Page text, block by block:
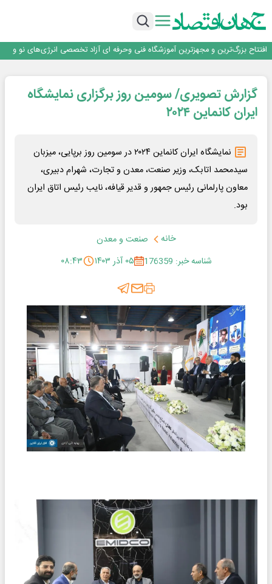
فولاد در تله قیمت‌گذاری دستوری
افتتاح بزرگ‌ترین و مجهزترین آموزشگاه فنی وحرفه ای آزاد تخصصی انرژی‌های نو و
تجدیدپذیر با حضور استاندار اصفهان
تداوم صعود مس در بازارهای جهانی؛ قیمت فلز سرخ از ۱۴هزار دلار در هر تن عبور کرد
فولاد در تله قیمت‌گذاری دستوری
گزارش تصویری/ سومین روز برگزاری نمایشگاه
ایران کانماین ۲۰۲۴
نمایشگاه ایران کانماین ۲۰۲۴ در سومین روز برپایی، میزبان
سیدمحمد اتابک، وزیر صنعت، معدن و تجارت، شهرام دبیری،
معاون پارلمانی رئیس جمهور و قدیر قیافه، نایب رئیس اتاق ایران
بود.
خانه
صنعت و معدن
شناسه خبر: 176359
۰۵ آذر ۱۴۰۳ ۰۸:۴۳